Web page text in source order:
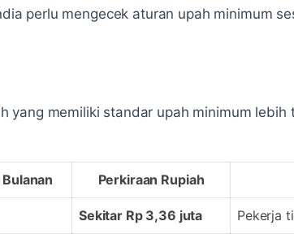
perlu mengecek aturan upah minimum
yang memiliki standar upah minimum
Perkiraan Rupiah
Sekitar Rp 3,36 juta Pekerja